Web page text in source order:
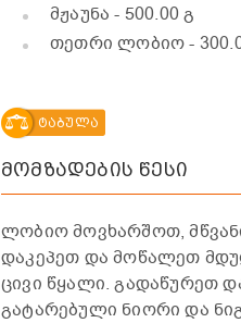
მჟაუნა- 500.00 გ
თეთრი ლობიო-
ტაბულა
მომზადების წესი
ლობიო მოვხარშოთ,
დაკეპეთ და მოწალეთ
ცივი წყალი. გადაწურეთ
გატარებული ნიორი და